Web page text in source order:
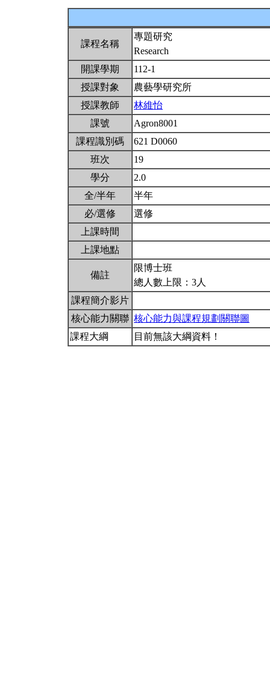
課程名稱
專題研究
Research
開課學期
112-1
授課對象
農藝學研究所
授課教師
林維怡
課號
Agron8001
課程識別碼
621 D0060
班次
19
學分
2.0
全/半年
半年
必/選修
選修
上課時間
上課地點
備註
限博士班
總人數上限：3人
課程簡介影片
核心能力關聯 核心能力與課程規劃關聯圖
課程大綱
目前無該大綱資料！